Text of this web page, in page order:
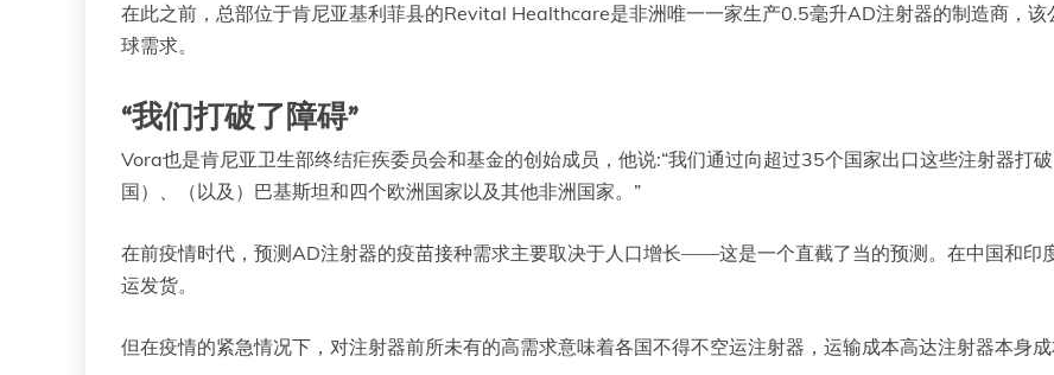
在此之前，总部位于肯尼亚基利菲县的Revital Healthcare是非洲唯一一家生产0.5毫升AD注射器的制造商，
球需求。
“我们打破了障碍”
Vora也是肯尼亚卫生部终结疟疾委员会和基金的创始成员，他说:“我们通过向超过35个国家出口这些注射器打
国）、（以及）巴基斯坦和四个欧洲国家以及其他非洲国家。”
在前疫情时代，预测AD注射器的疫苗接种需求主要取决于人口增长——这是一个直截了当的预测。在中国和印
运发货。
但在疫情的紧急情况下，对注射器前所未有的高需求意味着各国不得不空运注射器，运输成本高达注射器本身成